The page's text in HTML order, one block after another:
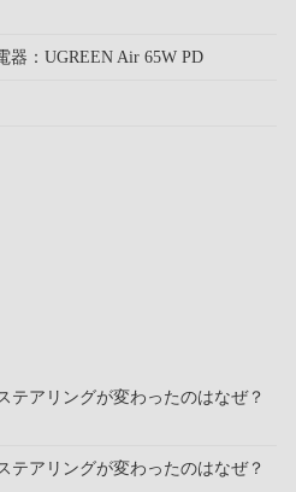
器：UGREEN Air 65W PD
アリングが変わったのはなぜ？
アリングが変わったのはなぜ？